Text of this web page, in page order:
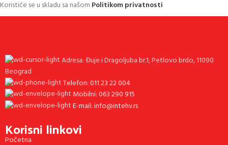
Koristiće se u skladu sa našom Politikom privatnosti
Adresa: Đuje i Dragoljuba br.1, Petlovo brdo, 11090
Beograd
Telefon: 011 23 22 004
Mobilni: 063 290 915
E-mail: info@intehv.rs
Korisni linkovi
Početna